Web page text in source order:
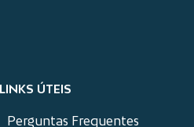
LINKS ÚTEIS
Perguntas Frequentes